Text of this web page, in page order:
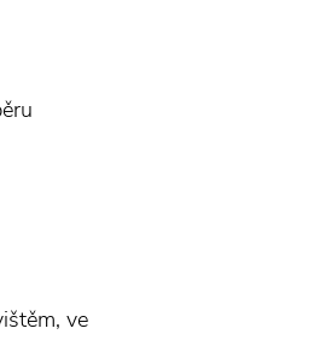
ve